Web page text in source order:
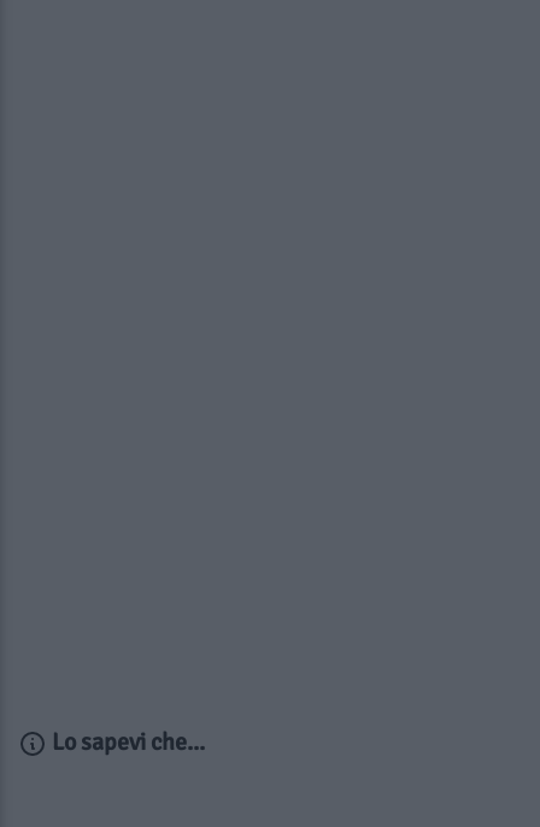
Lo sapevi che...